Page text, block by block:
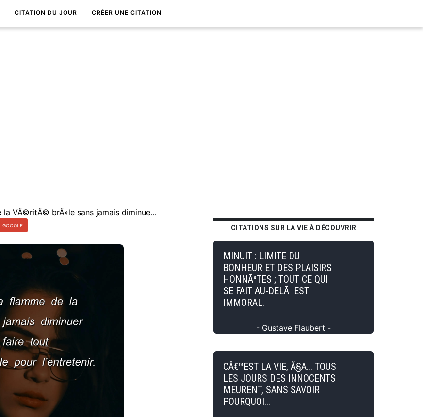
CITATION DU JOUR CRÉER UNE CITATION
Jusquâ€™Ã ce que la flamme de la VÃ©ritÃ© brÃ»le sans jamais diminuer dâ€™intensitÃ©, il faut faire tout ce qui est possible pour lâ€™entretenir.
GOOGLE CITATIONS SUR LA VIE À DÉCOUVRIR
MINUIT : LIMITE DU
BONHEUR ET DES PLAISIRS
HONNÃªTES ; TOUT CE QUI
SE FAIT AU-DELÃ EST
IMMORAL.
- Gustave Flaubert -
CÂ€™EST LA VIE, Ã§A... TOUS
LES JOURS DES INNOCENTS
MEURENT, SANS SAVOIR
POURQUOI...